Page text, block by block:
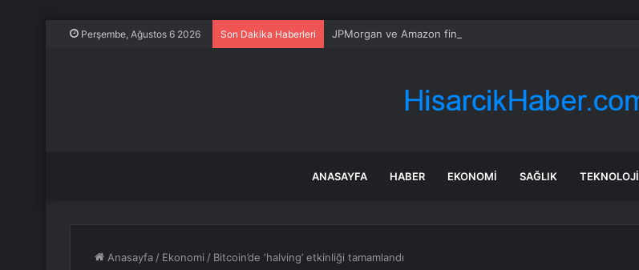
Perşembe, Ağustos 6 2026 Son Dakika Haberleri JPMorgan ve Amazon finans için kuantum araçları geliştirdi
ANASAYFA HABER EKONOMI SAĞLIK TEKNOLOJI
Anasayfa / Ekonomi / Bitcoin’de ‘halving’ etkinliği tamamlandı